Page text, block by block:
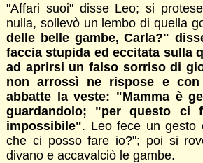
"Affari suoi" disse Leo; si
nulla, sollevò un lembo di quella
delle belle gambe, Carla?"
faccia stupida ed eccitata sulla
ad aprirsi un falso sorriso di
non arrossì ne rispose e
abbatte la veste: "Mamma è
guardandolo; "per questo
impossibile". Leo fece un gesto
che ci posso fare io?"; poi si
divano e accavalciò le gambe.